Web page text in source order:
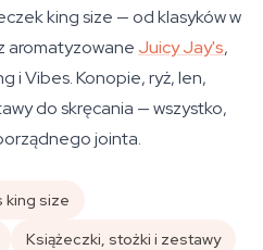
king size — od klasyków w
aromatyzowane Juicy Jay's,
i Vibes. Konopie, ryż, len,
do skręcania — wszystko,
jointa.
king size
Książeczki, stożki i zestawy